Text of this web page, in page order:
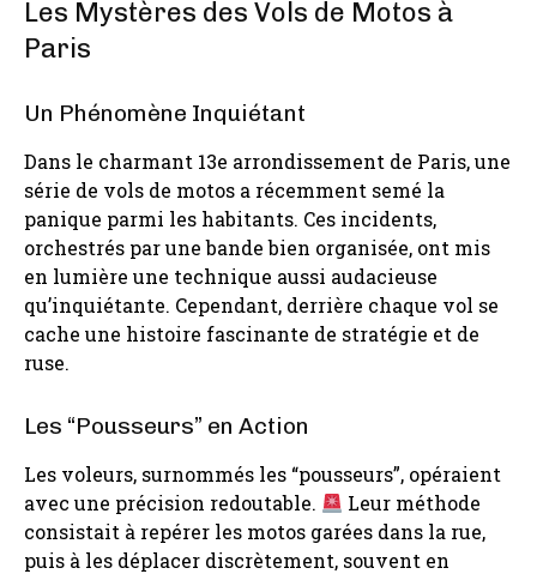
Les Mystères des Vols de Motos à
Paris
Un Phénomène Inquiétant
Dans le charmant 13e arrondissement de Paris, une
série de vols de motos a récemment semé la
panique parmi les habitants. Ces incidents,
orchestrés par une bande bien organisée, ont mis
en lumière une technique aussi audacieuse
qu’inquiétante. Cependant, derrière chaque vol se
cache une histoire fascinante de stratégie et de
ruse.
Les “Pousseurs” en Action
Les voleurs, surnommés les “pousseurs”, opéraient
avec une précision redoutable.
Leur méthode
consistait à repérer les motos garées dans la rue,
puis à les déplacer discrètement, souvent en